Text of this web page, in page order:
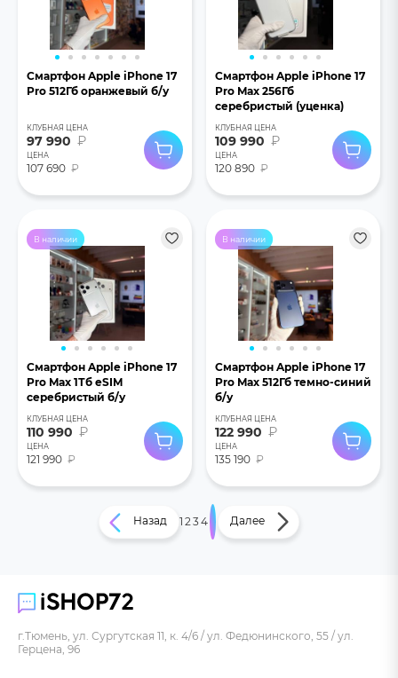
Смартфон Apple iPhone 17
Pro 512Гб оранжевый б/у
КЛУБНАЯ ЦЕНА
97 990 ₽
ЦЕНА
107 690 ₽
Смартфон Apple iPhone 17
Pro Max 256Гб
серебристый (уценка)
КЛУБНАЯ ЦЕНА
109 990 ₽
ЦЕНА
120 890 ₽
В наличии
Смартфон Apple iPhone 17
Pro Max 1Тб eSIM
серебристый б/у
КЛУБНАЯ ЦЕНА
110 990 ₽
ЦЕНА
121 990 ₽
В наличии
Смартфон Apple iPhone 17
Pro Max 512Гб темно-синий
б/у
КЛУБНАЯ ЦЕНА
122 990 ₽
ЦЕНА
135 190 ₽
Назад 1 2345 Далее
г.Тюмень, ул. Сургутская 11, к. 4/6 / ул. Федюнинского, 55 / ул.
Герцена, 96